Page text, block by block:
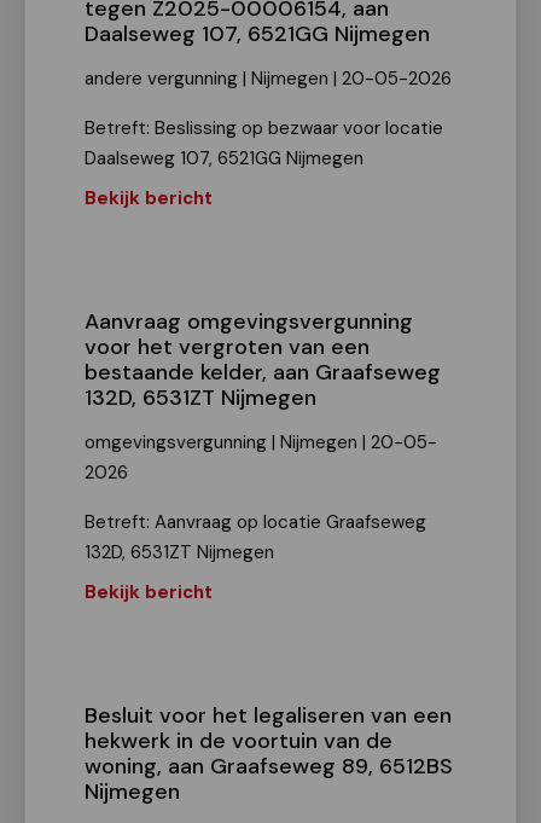
tegen Z2025-00006154, aan
Daalseweg 107, 6521GG Nijmegen
andere vergunning | Nijmegen | 20-05-2026
Betreft: Beslissing op bezwaar voor locatie
Daalseweg 107, 6521GG Nijmegen
Bekijk bericht
Aanvraag omgevingsvergunning
voor het vergroten van een
bestaande kelder, aan Graafseweg
132D, 6531ZT Nijmegen
omgevingsvergunning | Nijmegen | 20-05-
2026
Betreft: Aanvraag op locatie Graafseweg
132D, 6531ZT Nijmegen
Bekijk bericht
Besluit voor het legaliseren van een
hekwerk in de voortuin van de
woning, aan Graafseweg 89, 6512BS
Nijmegen